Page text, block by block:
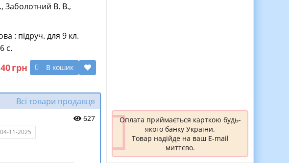
Заболотний В. В.,
: підруч. для 9 кл.
с.
40грн В кошик
Всі товари продавця
627
11-2025
Оплата приймається карткою будь-
якого банку України.
Товар надійде на ваш E-mail
миттєво.